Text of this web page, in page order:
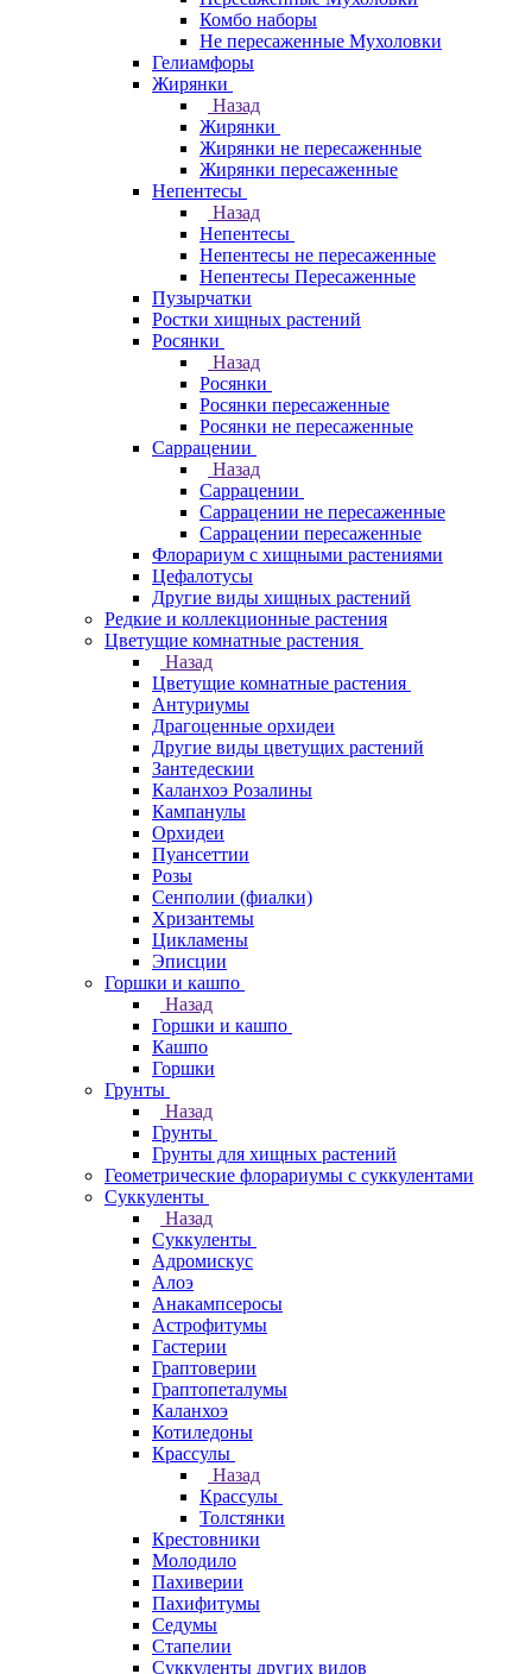
Комбо наборы
Не пересаженные Мухоловки
Гелиамфоры
Жирянки
Назад
Жирянки
Жирянки не пересаженные
Жирянки пересаженные
Непентесы
Назад
Непентесы
Непентесы не пересаженные
Непентесы Пересаженные
Пузырчатки
Ростки хищных растений
Росянки
Назад
Росянки
Росянки пересаженные
Росянки не пересаженные
Саррацении
Назад
Саррацении
Саррацении не пересаженные
Саррацении пересаженные
Флорариум с хищными растениями
Цефалотусы
Другие виды хищных растений
Редкие и коллекционные растения
Цветущие комнатные растения
Назад
Цветущие комнатные растения
Антуриумы
Драгоценные орхидеи
Другие виды цветущих растений
Зантедескии
Каланхоэ Розалины
Кампанулы
Орхидеи
Пуансеттии
Розы
Сенполии (фиалки)
Хризантемы
Цикламены
Эписции
Горшки и кашпо
Назад
Горшки и кашпо
Кашпо
Горшки
Грунты
Назад
Грунты
Грунты для хищных растений
Геометрические флорариумы с суккулентами
Суккуленты
Назад
Суккуленты
Адромискус
Алоэ
Анакампсеросы
Астрофитумы
Гастерии
Граптоверии
Граптопеталумы
Каланхоэ
Котиледоны
Крассулы
Назад
Крассулы
Толстянки
Крестовники
Молодило
Пахиверии
Пахифитумы
Седумы
Стапелии
Суккуленты других видов